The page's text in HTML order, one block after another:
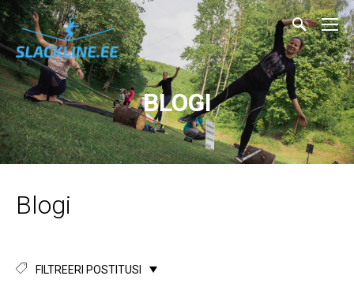
BLOGI
Blogi
FILTREERI POSTITUSI